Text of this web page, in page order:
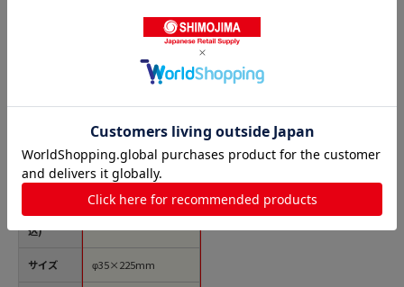
商品名
価格(税
込)
サイズ
開缶器 丸孔専用 黒
柄（φ35×225）S-001
9 1個（ご注文単位1
個）【直送品】
￥4,085
φ35×225mm